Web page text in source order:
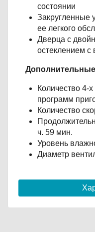
состоянии
Закругленные
ее легкого
Дверца с
остеклением с
Дополнительные
Количество 4-
программ
Количество
ч. 59 мин.
Уровень
Диаметр